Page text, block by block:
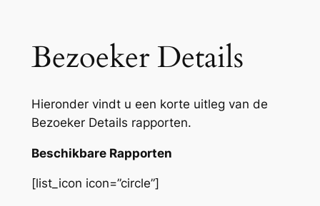
Bezoeker Details
Hieronder vindt u een korte uitleg van de
Bezoeker Details rapporten.
Beschikbare Rapporten
[list_icon icon=”circle”]